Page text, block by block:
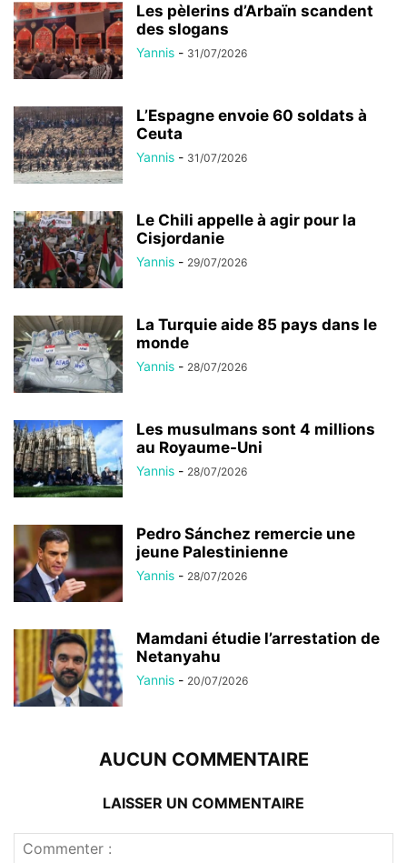
Les pèlerins d’Arbaïn scandent
des slogans
Yannis - 31/07/2026
L’Espagne envoie 60 soldats à
Ceuta
Yannis - 31/07/2026
Le Chili appelle à agir pour la
Cisjordanie
Yannis - 29/07/2026
La Turquie aide 85 pays dans le
monde
Yannis - 28/07/2026
Les musulmans sont 4 millions
au Royaume-Uni
Yannis - 28/07/2026
Pedro Sánchez remercie une
jeune Palestinienne
Yannis - 28/07/2026
Mamdani étudie l’arrestation de
Netanyahu
Yannis - 20/07/2026
AUCUN COMMENTAIRE
LAISSER UN COMMENTAIRE